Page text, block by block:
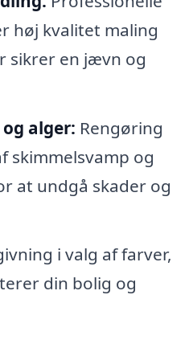
høj kvalitet maling
sikrer en jævn og
alger: Rengøring
skimmelsvamp og
at undgå skader og
i valg af farver,
din bolig og